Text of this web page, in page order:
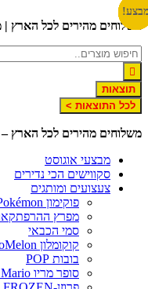
דלג
לתוכן
משלוחים מהירים לכל הארץ |
תוצאות
לכל התוצאות >
משלוחים מהירים לכל הארץ –
מבצעי אוגוסט
סקווישים הכי נדירים
צעצועים ומותגים
פוקימון Pokémon
מפרץ
סמי הכבאי
קוקומלון CoCoMelon
בובות POP
סופר מריו Super Mario